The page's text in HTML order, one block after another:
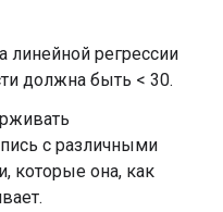
линейной регрессии
должна быть < 30.
с различными
которые она, как